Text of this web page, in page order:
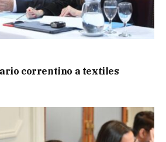
correntino a textiles